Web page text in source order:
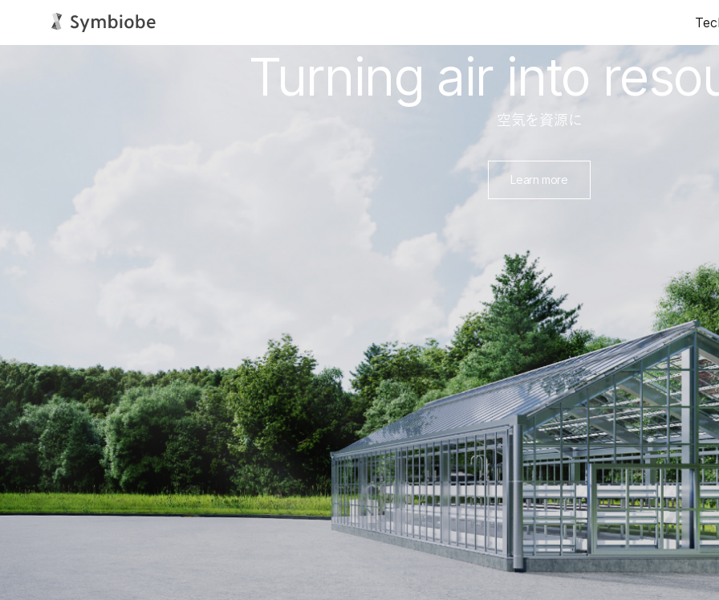
Turning air into
空気を資源に
Learn more
令和8年度「産学公の森」推進事業に採択されました
当社は、公益財団法人京都産業21が実施する令和８年度「産学公の森」推進事業＜Ⅲ本格的事業展
本補助金は、企業や大学等研究機関と連携し、社会課題の解決に寄与する新たなビジネス創出を
テーマ名：微生物由来バイオマスを活用した持続可能な畜産・水産生産モデルの実証
海洋性紅色光合成細菌を原料とする高機能性飼料原料「Air Feed®」を用いた持続可能な畜産・水
開発・事業開発を一体的に進めてまいります。
京都産業21 令和８年度「産学公の森」サイトURL：
https://www.ki21.jp/subsidy/kobo-r8-mori/
採択企業一覧：
https://www.ki21.jp/wordpress/wp-content/uploads/2026/04/02mori-theme.pdf